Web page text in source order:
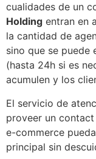
cualidades de un
Holding entran en
la cantidad de
sino que se puede
(hasta 24h si es
acumulen y los
El servicio de
proveer un
e-commerce
principal sin